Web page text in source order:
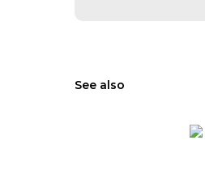
See also